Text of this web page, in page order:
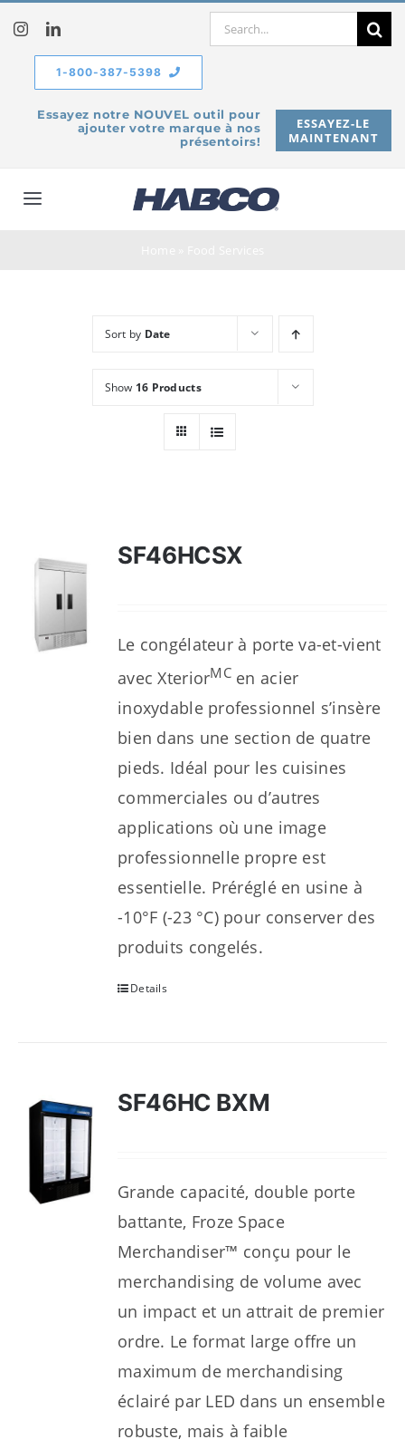
content
Search
Essayez notre NOUVEL outil pour
ajouter votre marque à nos
présentoirs!
ESSAYEZ-LE
MAINTENANT
1-800-387-5398
Toggle
Sort by Date
Show 16 Products
SF46HCSX
Le congélateur à porte va-et-vient
avec XteriorMCen acier
inoxydable professionnel s’insère
bien dans une section de quatre
pieds. Idéal pour les cuisines
commerciales ou d’autres
applications où une image
professionnelle propre est
essentielle. Préréglé en usine à
-10°F (-23 °C) pour conserver des
produits congelés.
Details
SF46HC BXM
Grande capacité, double porte
battante, Froze Space
Merchandiser™ conçu pour le
merchandising de volume avec
un impact et un attrait de premier
ordre. Le format large offre un
maximum de merchandising
éclairé par LED dans un ensemble
robuste, mais à faible